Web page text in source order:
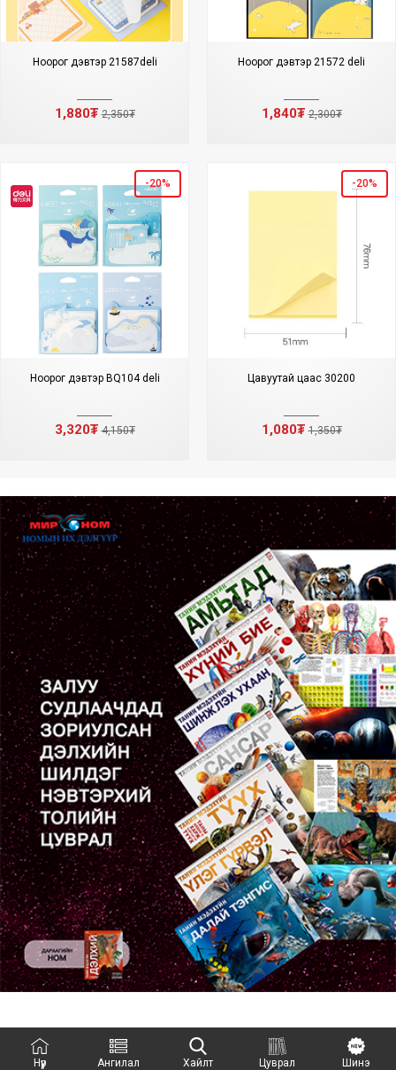
Нүүр Ангилал Хайлт Цуврал Шинэ
Ноорог дэвтэр 21587deli
1,880₮2,350₮
Ноорог дэвтэр 21572 deli
1,840₮2,300₮
-20%
Ноорог дэвтэр BQ104 deli
3,320₮4,150₮
-20%
Цавуутай цаас 30200
1,080₮1,350₮